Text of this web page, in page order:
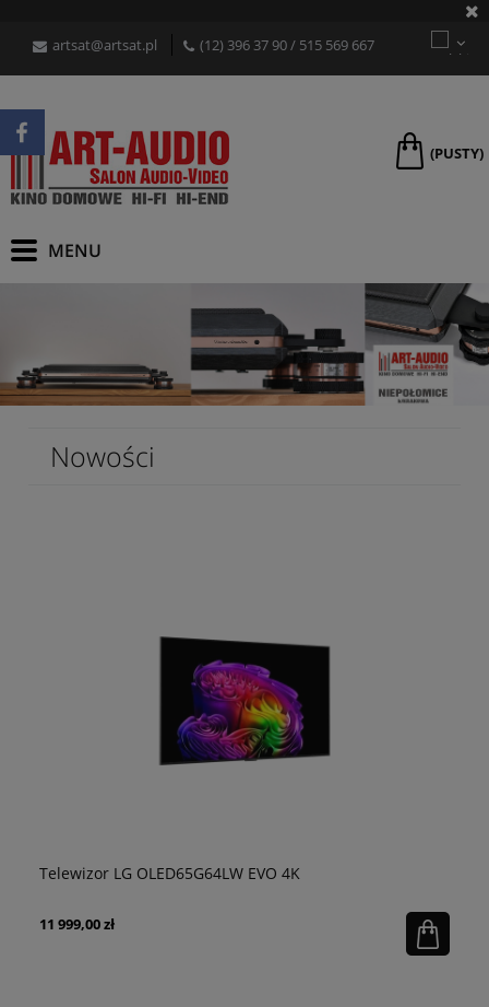
artsat@artsat.pl (12) 396 37 90/ 515 569 667
(PUSTY)
Nowości
Telewizor LG OLED65G64LW EVO 4K
11 999,00 zł